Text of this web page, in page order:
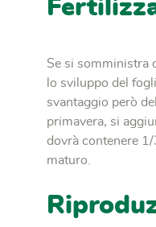
Se si somministra
lo sviluppo del
svantaggio però
primavera, si
dovrà contenere 1/
maturo.